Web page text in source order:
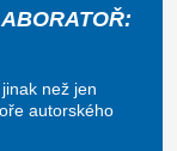
než jen
autorského